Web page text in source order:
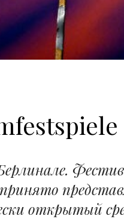
открытый